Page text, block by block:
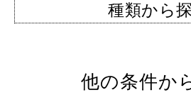
種類から
他の条件か